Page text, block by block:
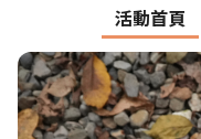
活動首頁